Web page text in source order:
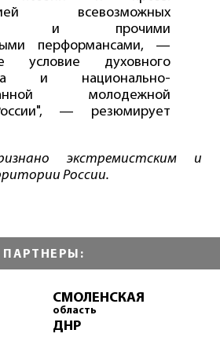
всевозможных
и прочими
перформансами, —
условие духовного
и национально-
молодежной
— резюмирует
экстремистским и
России.
ПАРТНЕРЫ:
СМОЛЕНСКАЯ
область
ДНР